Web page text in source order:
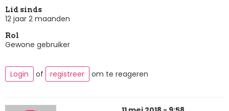
Lid sinds
12 jaar 2 maanden
Rol
Gewone gebruiker
Login of registreer om te reageren